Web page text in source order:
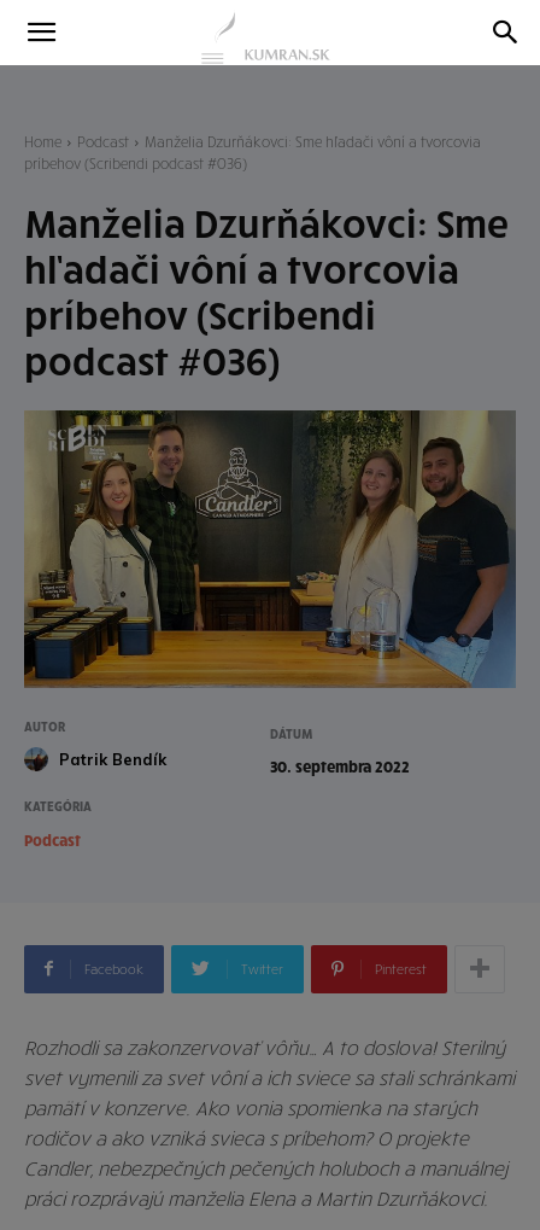
Kumran
Home Podcast
Manželia Dzurňákovci: Sme hľadači vôní a tvorcovia
príbehov (Scribendi podcast #036)
Manželia Dzurňákovci: Sme
hľadači vôní a tvorcovia
príbehov (Scribendi
podcast #036)
AUTOR
Patrik Bendík
DÁTUM
30. septembra 2022
KATEGÓRIA
Podcast
Facebook Twitter Pinterest
Rozhodli sa zakonzervovať vôňu… A to doslova! Sterilný
svet vymenili za svet vôní a ich sviece sa stali schránkami
pamätí v konzerve. Ako vonia spomienka na starých
rodičov a ako vzniká svieca s príbehom? O projekte
Candler, nebezpečných pečených holuboch a manuálnej
práci rozprávajú manželia Elena a Martin Dzurňákovci.